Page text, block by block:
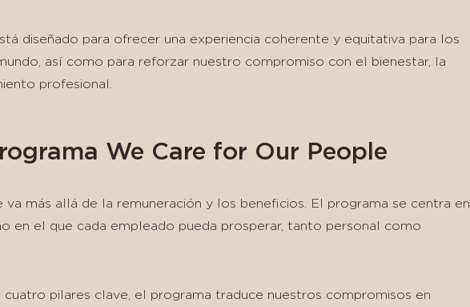
diseñado para ofrecer una experiencia coherente y equitativa para los
así como para reforzar nuestro compromiso con el bienestar, la
profesional.
We Care for Our People
va más allá de la remuneración y los beneficios. El programa se centra en
en el que cada empleado pueda prosperar, tanto personal como
pilares clave, el programa traduce nuestros compromisos en